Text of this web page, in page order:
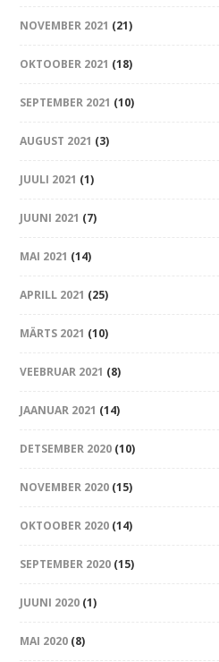
NOVEMBER 2021 (21)
OKTOOBER 2021 (18)
SEPTEMBER 2021 (10)
AUGUST 2021 (3)
JUULI 2021 (1)
JUUNI 2021 (7)
MAI 2021 (14)
APRILL 2021 (25)
MÄRTS 2021 (10)
VEEBRUAR 2021 (8)
JAANUAR 2021 (14)
DETSEMBER 2020 (10)
NOVEMBER 2020 (15)
OKTOOBER 2020 (14)
SEPTEMBER 2020 (15)
JUUNI 2020 (1)
MAI 2020 (8)